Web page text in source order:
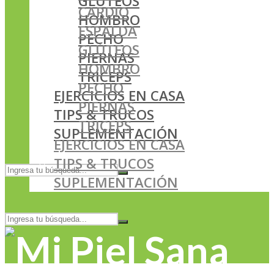
HOMBRO
PECHO
PIERNAS
TRICEPS
EJERCICIOS EN CASA
TIPS & TRUCOS
SUPLEMENTACIÓN
CARDIO
ESPALDA
GLÚTEOS
HOMBRO
PECHO
PIERNAS
TRICEPS
EJERCICIOS EN CASA
TIPS & TRUCOS
SUPLEMENTACIÓN